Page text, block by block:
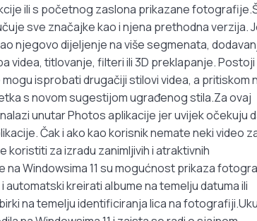
ili s početnog zaslona prikazane
sve značajke kao i njena prethodna verzija.
njegovo dijeljenje na više segmenata,
videa, titlovanje, filteri ili 3D preklapanje. Postoji
isprobati drugačiji stilovi videa, a pritiskom
s novom sugestijom ugrađenog stila.Za ovaj
unutar Photos aplikacije jer uvijek očekuju
Čak i ako kao korisnik nemate neki video
za izradu zanimljivih i atraktivnih
Windowsima 11 su mogućnost prikaza
kreirati albume na temelju datuma ili
na temelju identificiranja lica na